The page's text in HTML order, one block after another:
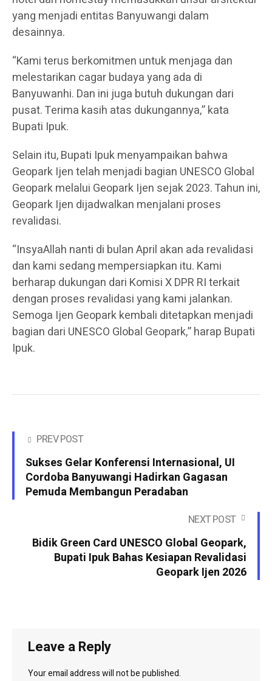
yang menjadi entitas Banyuwangi dalam
desainnya.
“Kami terus berkomitmen untuk menjaga dan
melestarikan cagar budaya yang ada di
Banyuwanhi. Dan ini juga butuh dukungan dari
pusat. Terima kasih atas dukungannya,” kata
Bupati Ipuk.
Selain itu, Bupati Ipuk menyampaikan bahwa
Geopark Ijen telah menjadi bagian UNESCO Global
Geopark melalui Geopark Ijen sejak 2023. Tahun ini,
Geopark Ijen dijadwalkan menjalani proses
revalidasi.
“InsyaAllah nanti di bulan April akan ada revalidasi
dan kami sedang mempersiapkan itu. Kami
berharap dukungan dari Komisi X DPR RI terkait
dengan proses revalidasi yang kami jalankan.
Semoga Ijen Geopark kembali ditetapkan menjadi
bagian dari UNESCO Global Geopark,” harap Bupati
Ipuk.
PREV POST
Sukses Gelar Konferensi Internasional, UI
Cordoba Banyuwangi Hadirkan Gagasan
Pemuda Membangun Peradaban
NEXT POST
Bidik Green Card UNESCO Global Geopark,
Bupati Ipuk Bahas Kesiapan Revalidasi
Geopark Ijen 2026
Leave a Reply
Your email address will not be published.